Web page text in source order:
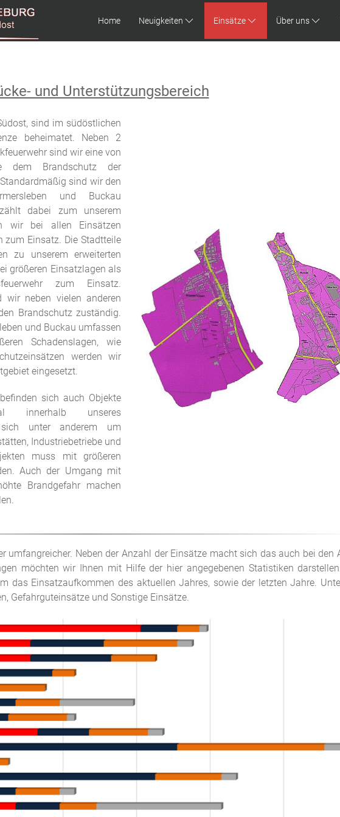
Home Neuigkeiten Einsätze Über uns
und Unterstützungsbereich
sind im südöstlichen
beheimatet. Neben 2
sind wir eine von
dem Brandschutz der
sind wir den
und Buckau
dabei zum unserem
wir bei allen Einsätzen
zum Einsatz. Die Stadtteile
zu unserem erweiterten
größeren Einsatzlagen als
zum Einsatz.
wir neben vielen anderen
Brandschutz zuständig.
und Buckau umfassen
Schadenslagen, wie
werden wir
eingesetzt.
sich auch Objekte
innerhalb unseres
unter anderem um
Industriebetriebe und
muss mit größeren
Auch der Umgang mit
Brandgefahr machen
umfangreicher. Neben der Anzahl der Einsätze macht sich das auch bei den
möchten wir Ihnen mit Hilfe der hier angegebenen Statistiken
das Einsatzaufkommen des aktuellen Jahres, sowie der letzten Jahre.
Gefahrguteinsätze und Sonstige Einsätze.